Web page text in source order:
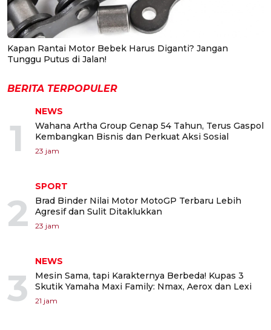
Kapan Rantai Motor Bebek Harus Diganti? Jangan
Tunggu Putus di Jalan!
BERITA TERPOPULER
1
NEWS
Wahana Artha Group Genap 54 Tahun, Terus Gaspol
Kembangkan Bisnis dan Perkuat Aksi Sosial
23 jam
2
SPORT
Brad Binder Nilai Motor MotoGP Terbaru Lebih
Agresif dan Sulit Ditaklukkan
23 jam
3
NEWS
Mesin Sama, tapi Karakternya Berbeda! Kupas 3
Skutik Yamaha Maxi Family: Nmax, Aerox dan Lexi
21 jam